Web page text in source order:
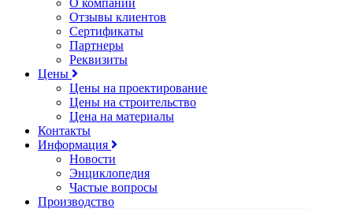
О компании
Отзывы клиентов
Сертификаты
Партнеры
Реквизиты
Цены
Цены на проектирование
Цены на строительство
Цена на материалы
Контакты
Информация
Новости
Энциклопедия
Частые вопросы
Производство